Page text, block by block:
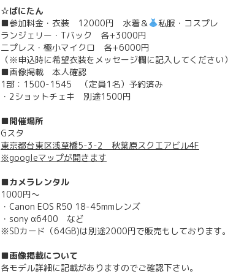
☆ばにたん
■参加料金・衣装 12000円 水着＆
私服・コスプレ
ランジェリー・Tバック 各+3000円
二プレス・極小マイクロ 各+6000円
（※申込時に希望衣装をメッセージ欄に記入してください）
■画像掲載 本人確認
1部：1500-1545 （定員1名）予約済み
・2ショットチェキ 別途1500円
■開催場所
Gスタ
東京都台東区浅草橋5-3-2 秋葉原スクエアビル4F
※googleマップが開きます
■カメラレンタル
1000円～
・Canon EOS R50 18-45mmレンズ
・sony α6400 など
※SDカード（64GB)は別途2000円で販売もしております。
■画像掲載について
各モデル詳細に記載がありますのでご確認下さい。